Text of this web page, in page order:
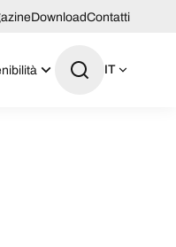
DownloadContatti
IT